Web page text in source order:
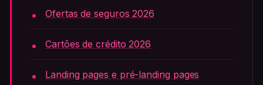
Ofertas de seguros 2026
Cartões de crédito 2026
Landing pages e pré-landing pages